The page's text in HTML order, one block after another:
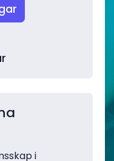
i